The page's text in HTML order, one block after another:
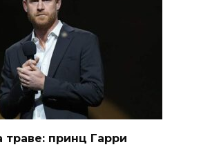
траве: принц Гарри